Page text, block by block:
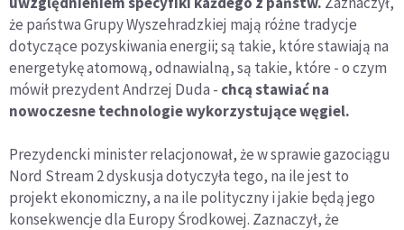
że państwa Grupy Wyszehradzkiej mają różne tradycje
dotyczące pozyskiwania energii; są takie, które stawiają na
energetykę atomową, odnawialną, są takie, które - o czym
mówił prezydent Andrzej Duda - chcą stawiać na
nowoczesne technologie wykorzystujące węgiel.
Prezydencki minister relacjonował, że w sprawie gazociągu
Nord Stream 2 dyskusja dotyczyła tego, na ile jest to
projekt ekonomiczny, a na ile polityczny i jakie będą jego
konsekwencje dla Europy Środkowej. Zaznaczył, że